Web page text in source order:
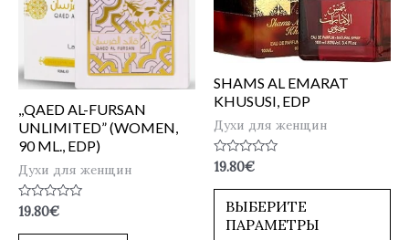
,,QAED AL-FURSAN
UNLIMITED” (WOMEN,
90 ML., EDP)
Духи для женщин
Оценка
0
из
19.80€
SHAMS AL EMARAT
KHUSUSI, EDP
Духи для женщин
Оценка
0
из
19.80€
ВЫБЕРИТЕ
ПАРАМЕТРЫ